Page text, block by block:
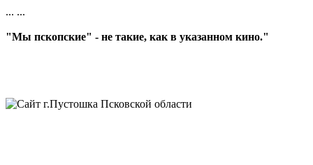
... ...
"Мы пскопские" - не такие, как в указанном кино."